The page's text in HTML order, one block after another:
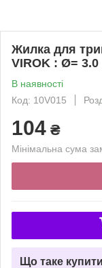
Жилка для
VIROK : Ø=
В наявності
Код: 10V015
104 ₴
Мінімальна сума
Що таке